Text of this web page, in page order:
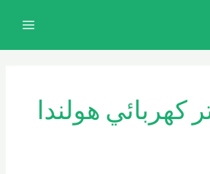
كهربائي هولندا